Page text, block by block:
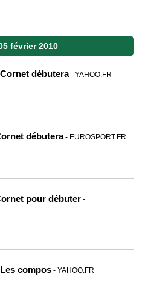
février 2010
débutera - YAHOO.FR
débutera - EUROSPORT.FR
pour débuter -
compos - YAHOO.FR